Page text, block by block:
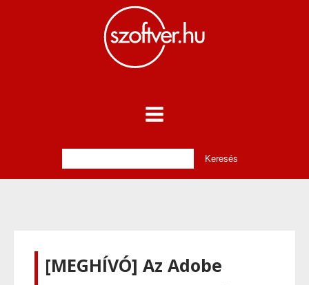
[MEGHÍVÓ] Az Adobe